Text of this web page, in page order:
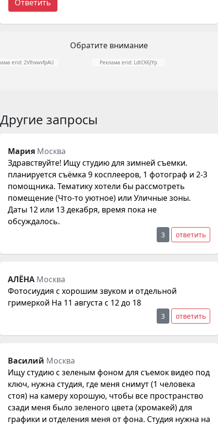
Обратите внимание
erid: 2VfnxwvfpAU Реклама erid: LdtCK6JYp
Другие запросы
Мария Москва
Здравствуйте! Ищу студию для зимней съемки.
планируется съёмка 9 косплееров, 1 фотограф и 2-3
помощника. Тематику хотели бы рассмотреть
помещение (Что-то уютное) или Уличные зоны.
Даты 12 или 13 декабря, время пока не
обсуждалось.
3 ответить
АЛЁНА Москва
Фотосиудия с хорошим звуком и отдельной
гримеркой На 11 августа с 12 до 18
3 ответить
Василий Москва
Ищу студию с зеленым фоном для съемок видео под
ключ, нужна студия, где меня снимут (1 человека
стоя) на камеру хорошую, чтобы все пространство
сзади меня было зеленого цвета (хромакей) для
графики и отделения меня от фона. Студия нужна на